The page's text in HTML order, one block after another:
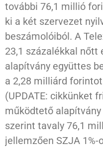
további 76,1 millió
ki a két szervezet
beszámolóiból. A
23,1 százalékkal nőtt
alapítvány együttes
a 2,28 milliárd
(UPDATE: cikkünket
működtető
szerint tavaly 76,1
jellemzően SZJA